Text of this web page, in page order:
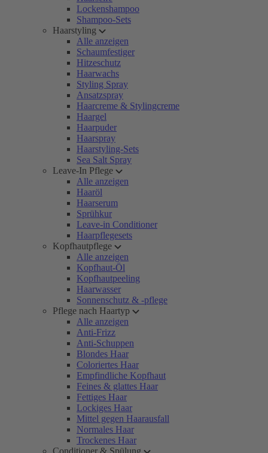
Lockenshampoo
Shampoo-Sets
Haarstyling
Alle anzeigen
Schaumfestiger
Hitzeschutz
Haarwachs
Styling Spray
Ansatzspray
Haarcreme & Stylingcreme
Haargel
Haarpuder
Haarspray
Haarstyling-Sets
Sea Salt Spray
Leave-In Pflege
Alle anzeigen
Haaröl
Haarserum
Sprühkur
Leave-in Conditioner
Haarpflegesets
Kopfhautpflege
Alle anzeigen
Kopfhaut-Öl
Kopfhautpeeling
Haarwasser
Sonnenschutz & -pflege
Pflege nach Haartyp
Alle anzeigen
Anti-Frizz
Anti-Schuppen
Blondes Haar
Coloriertes Haar
Empfindliche Kopfhaut
Feines & glattes Haar
Fettiges Haar
Lockiges Haar
Mittel gegen Haarausfall
Normales Haar
Trockenes Haar
Conditioner & Spülung